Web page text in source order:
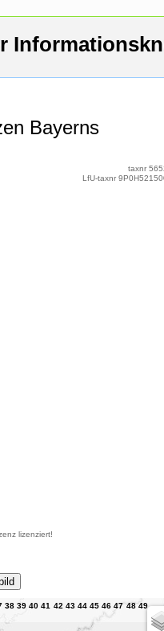
Bayerns
taxnr
LfU-taxnr
lizenziert!